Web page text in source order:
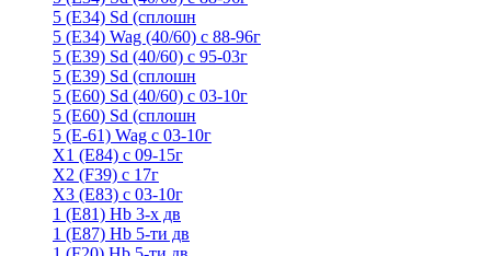
5 (E34) Sd (сплошн
5 (E34) Wag (40/60) с 88-96г
5 (E39) Sd (40/60) с 95-03г
5 (E39) Sd (сплошн
5 (E60) Sd (40/60) с 03-10г
5 (E60) Sd (сплошн
5 (Е-61) Wag с 03-10г
X1 (E84) с 09-15г
X2 (F39) с 17г
X3 (E83) с 03-10г
1 (Е81) Hb 3-х дв
1 (Е87) Hb 5-ти дв